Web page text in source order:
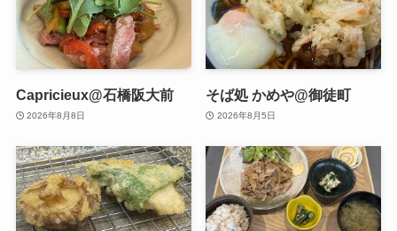
Capricieux@石橋阪大前
2026年8月8日
そば処 かめや@御徒町
2026年8月5日